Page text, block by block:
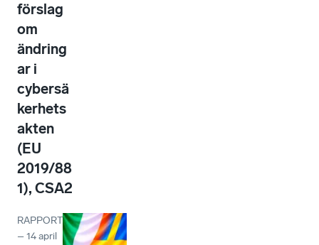
förslag
om
ändring
ar i
cybersä
kerhets
akten
(EU
2019/88
1), CSA2
RAPPORT
–14 april